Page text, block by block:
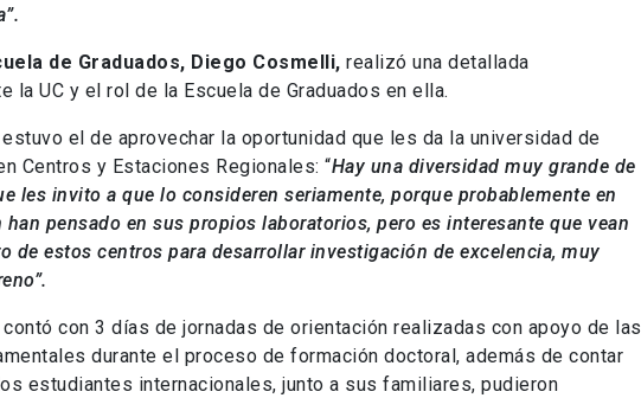
de Graduados, Diego Cosmelli, realizó una detallada
UC y el rol de la Escuela de Graduados en ella.
el de aprovechar la oportunidad que les da la universidad de
Centros y Estaciones Regionales: “Hay una diversidad muy grande de
les invito a que lo consideren seriamente, porque probablemente en
pensado en sus propios laboratorios, pero es interesante que vean
de estos centros para desarrollar investigación de excelencia, muy
contó con 3 días de jornadas de orientación realizadas con apoyo de las
durante el proceso de formación doctoral, además de contar
estudiantes internacionales, junto a sus familiares, pudieron